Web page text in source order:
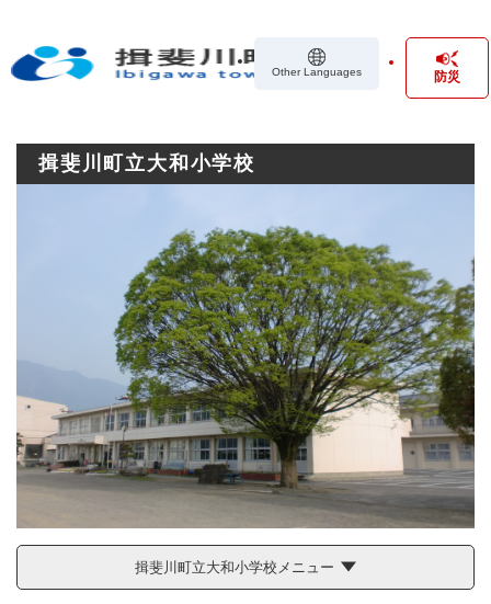
の
Other Languages 防災
揖斐川町立大和小学校
揖斐川町立大和小学校メニュー